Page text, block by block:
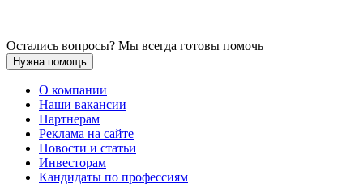
Остались вопросы? Мы всегда готовы помочь
Нужна помощь
О компании
Наши вакансии
Партнерам
Реклама на сайте
Новости и статьи
Инвесторам
Кандидаты по профессиям